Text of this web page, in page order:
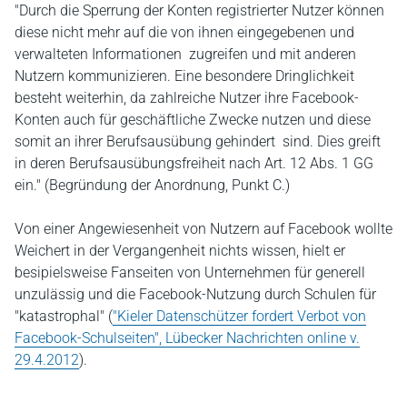
"Durch die Sperrung der Konten registrierter Nutzer können
diese nicht mehr auf die von ihnen eingegebenen und
verwalteten Informationen zugreifen und mit anderen
Nutzern kommunizieren. Eine besondere Dringlichkeit
besteht weiterhin, da zahlreiche Nutzer ihre Facebook-
Konten auch für geschäftliche Zwecke nutzen und diese
somit an ihrer Berufsausübung gehindert sind. Dies greift
in deren Berufsausübungsfreiheit nach Art. 12 Abs. 1 GG
ein." (Begründung der Anordnung, Punkt C.)
Von einer Angewiesenheit von Nutzern auf Facebook wollte
Weichert in der Vergangenheit nichts wissen, hielt er
besipielsweise Fanseiten von Unternehmen für generell
unzulässig und die Facebook-Nutzung durch Schulen für
"katastrophal" ("Kieler Datenschützer fordert Verbot von
Facebook-Schulseiten", Lübecker Nachrichten online v.
29.4.2012).